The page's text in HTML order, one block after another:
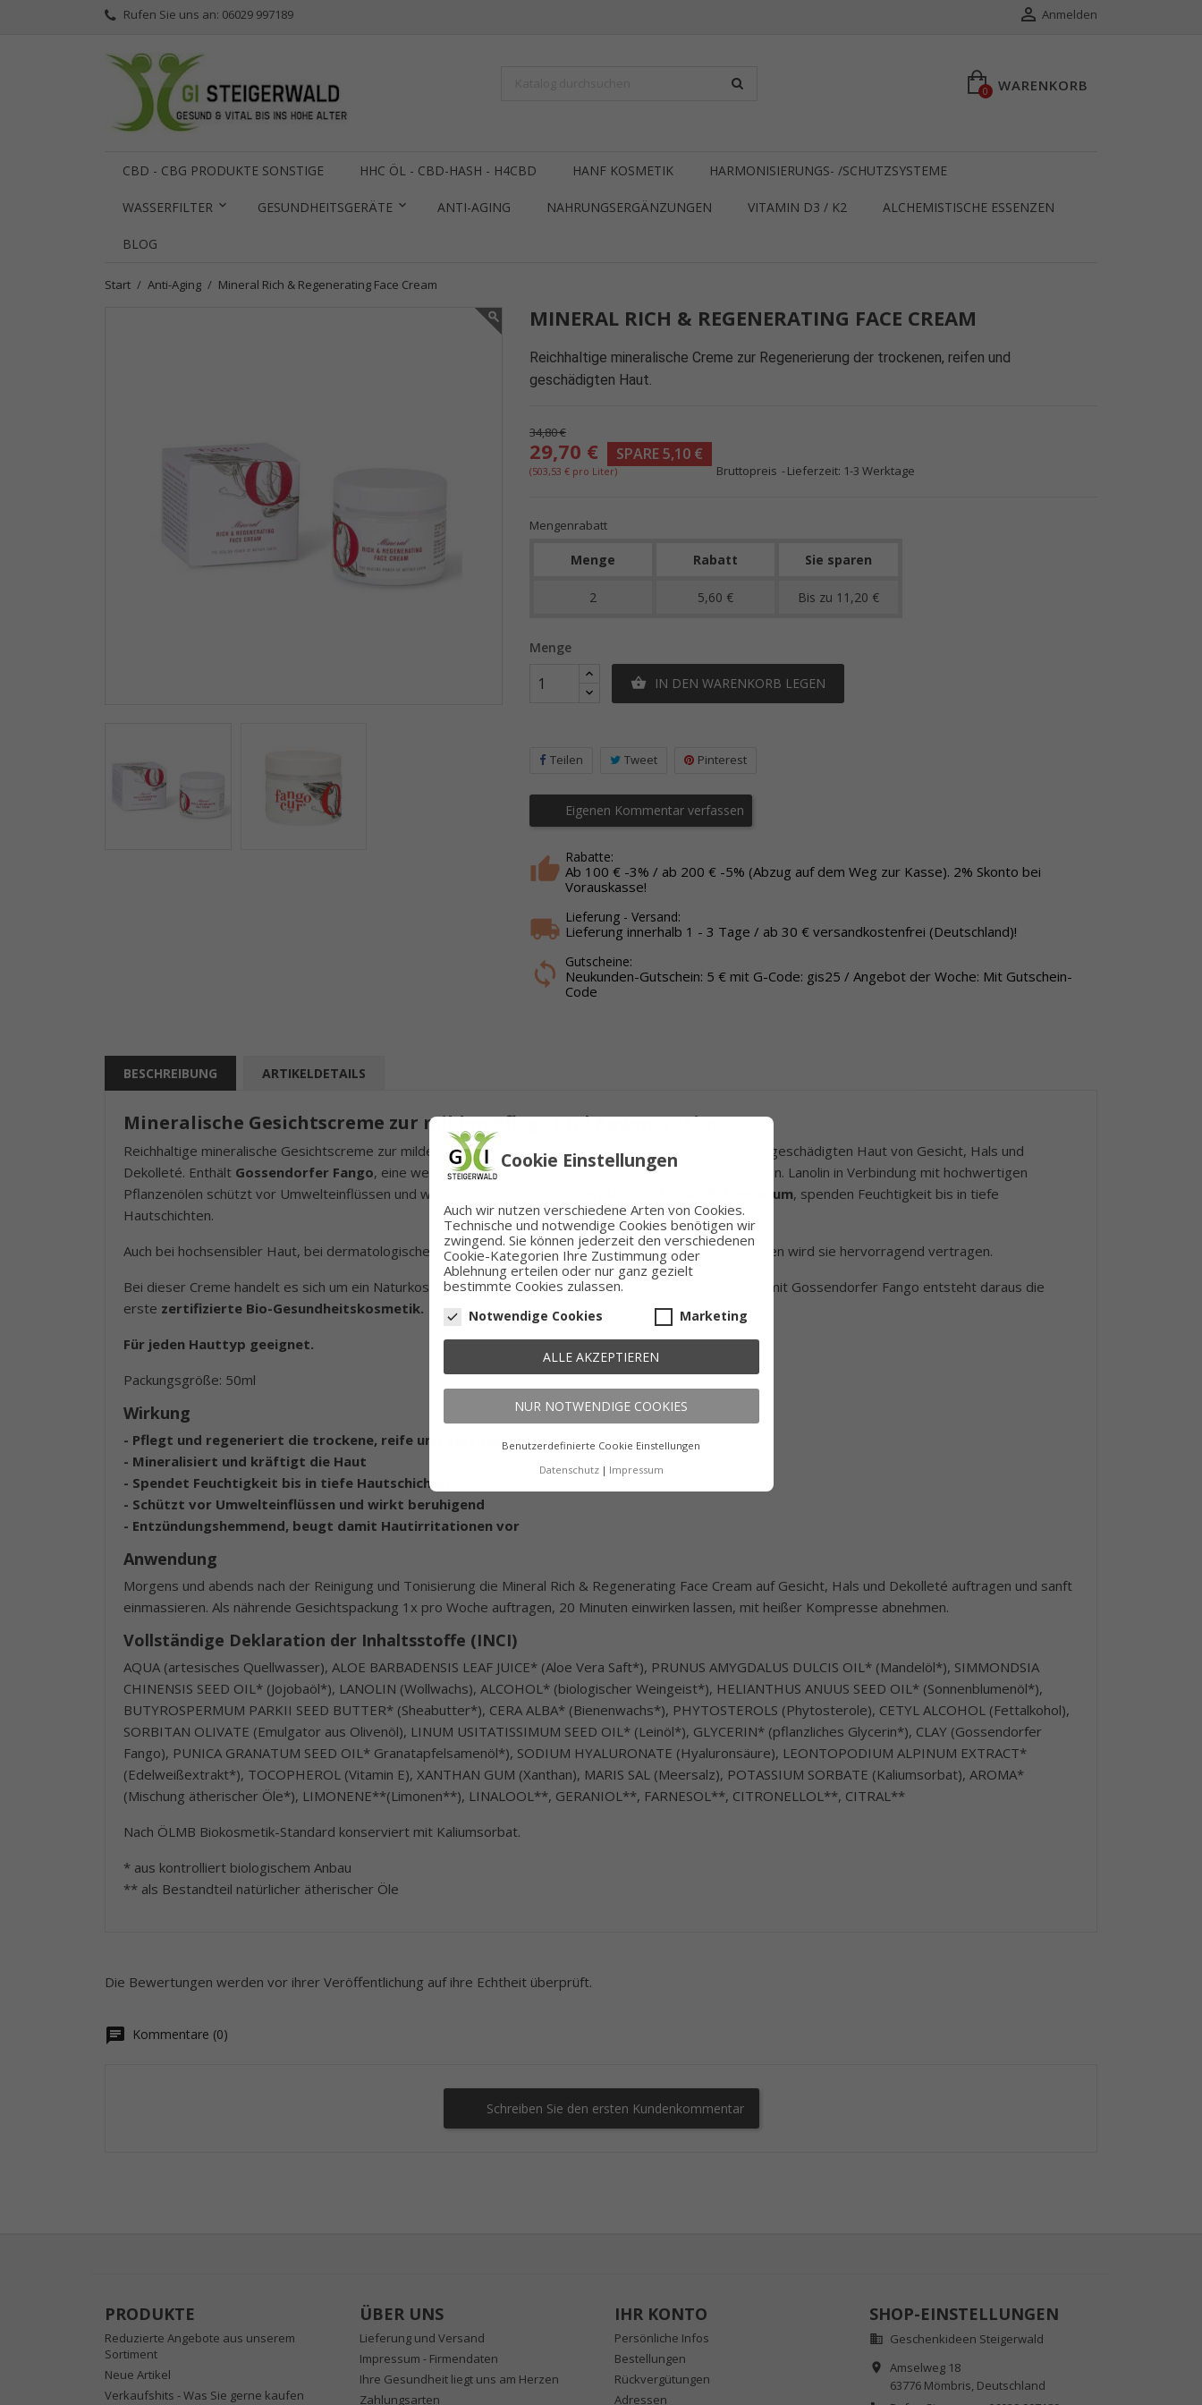
Rufen Sie uns an: 06029 997189  Anmelden
WARENKORB
0
CBD - CBG PRODUKTE SONSTIGE HHC ÖL - CBD-HASH - H4CBD HANF KOSMETIK HARMONISIERUNGS- /SCHUTZSYSTEME
WASSERFILTER GESUNDHEITSGERÄTE ANTI-AGING NAHRUNGSERGÄNZUNGEN VITAMIN D3 / K2 ALCHEMISTISCHE ESSENZEN
BLOG
Start Anti-Aging Mineral Rich & Regenerating Face Cream
MINERAL RICH & REGENERATING FACE CREAM
Reichhaltige mineralische Creme zur Regenerierung der trockenen, reifen und
geschädigten Haut.
34,80 €
29,70 € SPARE 5,10 €
(503,53 € pro Liter) Bruttopreis Lieferzeit: 1-3 Werktage
Mengenrabatt
Menge Rabatt Sie sparen
2 5,60 € Bis zu 11,20 €
Menge
 IN DEN WARENKORB LEGEN
Teilen Tweet Pinterest
Eigenen Kommentar verfassen
Rabatte:
Ab 100 € -3% / ab 200 € -5% (Abzug auf dem Weg zur Kasse). 2% Skonto bei
Vorauskasse!
Lieferung - Versand:
Lieferung innerhalb 1 - 3 Tage / ab 30 € versandkostenfrei (Deutschland)!
Gutscheine:
Neukunden-Gutschein: 5 € mit G-Code: gis25 / Angebot der Woche: Mit Gutschein-
Code
BESCHREIBUNG ARTIKELDETAILS
Mineralische Gesichtscreme zur milden Pflege und Regeneration
Reichhaltige mineralische Gesichtscreme zur milden Pflege und Regenerierung der trockenen, reifen und geschädigten Haut von Gesicht, Hals und
Dekolleté. Enthält Gossendorfer Fango, eine wertvolle Heilerde reich an Mineralien und Spurenelementen. Lanolin in Verbindung mit hochwertigen
Pflanzenölen schützt vor Umwelteinflüssen und wirkt beruhigend. Aloe und
Hyaluron, das Antifaltenserum, spenden Feuchtigkeit bis in tiefe
Hautschichten.
Auch bei hochsensibler Haut, bei dermatologischen Problemen, bei Allergien, Irritationen und Entzündungen wird sie hervorragend vertragen.
Bei dieser Creme handelt es sich um ein Naturkosmetik-Produkt in höchster Bio-Qualität. In Kombination mit Gossendorfer Fango entsteht daraus die
erste zertifizierte Bio-Gesundheitskosmetik.
Für jeden Hauttyp geeignet.
Packungsgröße: 50ml
Wirkung
- Pflegt und regeneriert die trockene, reife und geschädigte Haut
- Mineralisiert und kräftigt die Haut
- Spendet Feuchtigkeit bis in tiefe Hautschichten
- Schützt vor Umwelteinflüssen und wirkt beruhigend
- Entzündungshemmend, beugt damit Hautirritationen vor
Anwendung
Morgens und abends nach der Reinigung und Tonisierung die Mineral Rich & Regenerating Face Cream auf Gesicht, Hals und Dekolleté auftragen und sanft
einmassieren. Als nährende Gesichtspackung 1x pro Woche auftragen, 20 Minuten einwirken lassen, mit heißer Kompresse abnehmen.
Vollständige Deklaration der Inhaltsstoffe (INCI)
AQUA (artesisches Quellwasser), ALOE BARBADENSIS LEAF JUICE* (Aloe Vera Saft*), PRUNUS AMYGDALUS DULCIS OIL* (Mandelöl*), SIMMONDSIA
CHINENSIS SEED OIL* (Jojobaöl*), LANOLIN (Wollwachs), ALCOHOL* (biologischer Weingeist*), HELIANTHUS ANUUS SEED OIL* (Sonnenblumenöl*),
BUTYROSPERMUM PARKII SEED BUTTER* (Sheabutter*), CERA ALBA* (Bienenwachs*), PHYTOSTEROLS (Phytosterole), CETYL ALCOHOL (Fettalkohol),
SORBITAN OLIVATE (Emulgator aus Olivenöl), LINUM USITATISSIMUM SEED OIL* (Leinöl*), GLYCERIN* (pflanzliches Glycerin*), CLAY (Gossendorfer
Fango), PUNICA GRANATUM SEED OIL* Granatapfelsamenöl*), SODIUM HYALURONATE (Hyaluronsäure), LEONTOPODIUM ALPINUM EXTRACT*
(Edelweißextrakt*), TOCOPHEROL (Vitamin E), XANTHAN GUM (Xanthan), MARIS SAL (Meersalz), POTASSIUM SORBATE (Kaliumsorbat), AROMA*
(Mischung ätherischer Öle*), LIMONENE**(Limonen**), LINALOOL**, GERANIOL**, FARNESOL**, CITRONELLOL**, CITRAL**
Nach ÖLMB Biokosmetik-Standard konserviert mit Kaliumsorbat.
* aus kontrolliert biologischem Anbau
** als Bestandteil natürlicher ätherischer Öle
Die Bewertungen werden vor ihrer Veröffentlichung auf ihre Echtheit überprüft.
chat Kommentare (0)
Schreiben Sie den ersten Kundenkommentar
PRODUKTE
Reduzierte Angebote aus unserem
Sortiment
Neue Artikel
Verkaufshits - Was Sie gerne kaufen
ÜBER UNS
Lieferung und Versand
Impressum - Firmendaten
Ihre Gesundheit liegt uns am Herzen
Zahlungsarten
IHR KONTO
Persönliche Infos
Bestellungen
Rückvergütungen
Adressen
SHOP-EINSTELLUNGEN
 Geschenkideen Steigerwald

Amselweg 18
63776 Mömbris, Deutschland
Cookie Einstellungen
Auch wir nutzen verschiedene Arten von Cookies.
Technische und notwendige Cookies benötigen wir
zwingend. Sie können jederzeit den verschiedenen
Cookie-Kategorien Ihre Zustimmung oder
Ablehnung erteilen oder nur ganz gezielt
bestimmte Cookies zulassen.
Notwendige Cookies Marketing
ALLE AKZEPTIEREN
NUR NOTWENDIGE COOKIES
Benutzerdefinierte Cookie Einstellungen
Datenschutz
Impressum